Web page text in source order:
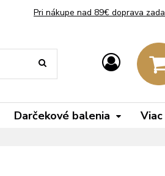
Pri nákupe nad 89€ doprava
Darčekové balenia Viac